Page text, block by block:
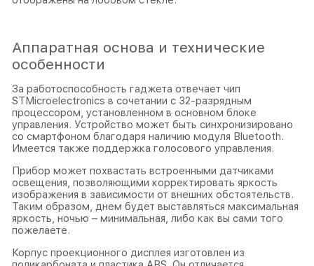
Аппаратная основа и технические
особенности
За работоспособность гаджета отвечает чип
STMicroelectronics в сочетании с 32-разрядным
процессором, установленном в основном блоке
управления. Устройство может быть синхронизировано
со смартфоном благодаря наличию модуля Bluetooth.
Имеется также поддержка голосового управления.
Прибор может похвастать встроенными датчиками
освещения, позволяющими корректировать яркость
изображения в зависимости от внешних обстоятельств.
Таким образом, днем будет выставляться максимальная
яркость, ночью – минимальная, либо как вы сами того
пожелаете.
Корпус проекционного дисплея изготовлен из